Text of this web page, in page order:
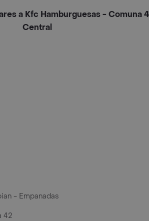
a Kfc Hamburguesas - Comuna 4
Central
- Empanadas
42